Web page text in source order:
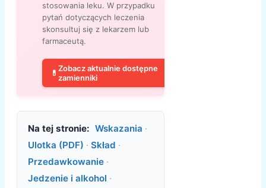
stosowania leku. W przypadku
pytań dotyczących leczenia
skonsultuj się z lekarzem lub
farmaceutą.
💊 Zobacz aktualnie dostępne
zamienniki
Na tej stronie: Wskazania ·
Ulotka (PDF) · Skład ·
Przedawkowanie ·
Jedzenie i alkohol ·